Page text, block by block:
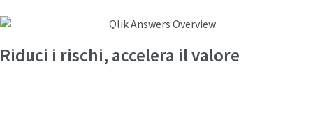
Riduci i rischi, accelera il valore